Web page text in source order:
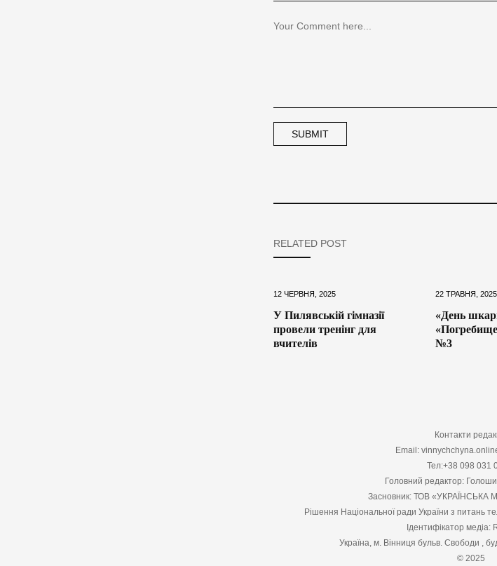
RELATED POST
12 ЧЕРВНЯ, 2025
У Пилявській гімназії
провели тренінг для
вчителів
22 ТРАВНЯ, 2025
«День
№3
Контакти
Email:
Тел:+38 098 031
Головний редактор:
Засновник: ТОВ
Рішення Національної ради України з питань
Ідентифікатор медіа:
Україна, м. Вінниця бульв. Свободи ,
© 2025